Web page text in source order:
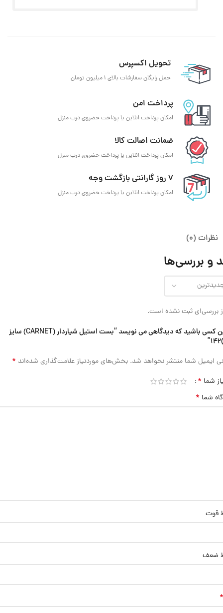
تحویل اکسپرس
حمل رایگان سفارشات بالای 1 میلیون تومان
پرداخت امن
امکان پرداخت انلاین یا پرداخت حضروی درب منزل
ضمانت اصالت کالا
امکان پرداخت انلاین یا پرداخت حضروی درب منزل
7 روز گارانتی بازگشت وجه
امکان پرداخت انلاین یا پرداخت حضروی درب منزل
نظرات (0)
و بررسی‌ها
بررسی‌ای ثبت نشده است.
اولین کسی باشید که دیدگاهی می نویسد “بست استیل شیاردار (CARNET) سایز
ایمیل شما منتشر نخواهد شد. بخش‌های موردنیاز علامت‌گذاری شده‌اند *
شما *
شما *
قوت
ضعف
*